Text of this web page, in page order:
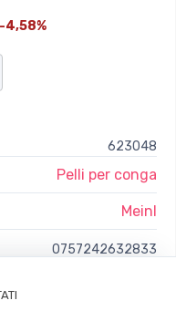
-4,58%
623048
Pelli per conga
Meinl
0757242632833